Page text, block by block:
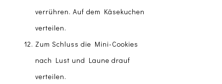
verrühren. Auf dem Käsekuchen
verteilen.
Zum Schluss die Mini-Cookies
nach Lust und Laune drauf
verteilen.